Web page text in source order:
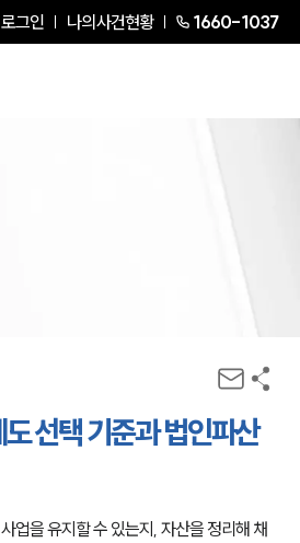
로그인 나의사건현황 1660-1037
선택 기준과 법인파산
업을 유지할 수 있는지, 자산을 정리해 채